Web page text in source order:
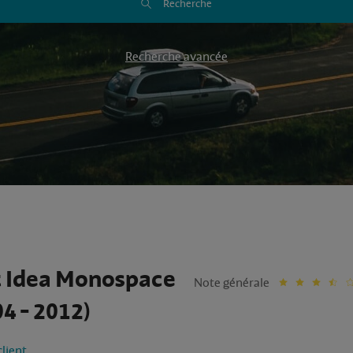
Recherche
Recherche avancée
Monospace
- 2012)
Note générale